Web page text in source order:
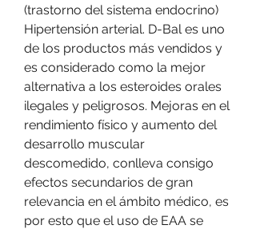
(trastorno del sistema endocrino)
Hipertensión arterial. D-Bal es uno
de los productos más vendidos y
es considerado como la mejor
alternativa a los esteroides orales
ilegales y peligrosos. Mejoras en el
rendimiento físico y aumento del
desarrollo muscular
descomedido, conlleva consigo
efectos secundarios de gran
relevancia en el ámbito médico, es
por esto que el uso de EAA se